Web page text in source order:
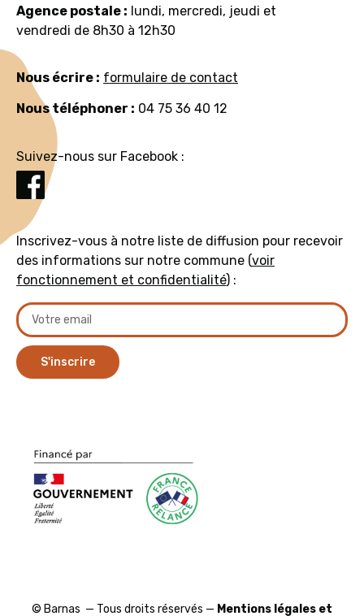
Agence postale : lundi, mercredi, jeudi et
vendredi de 8h30 à 12h30
Nous écrire : formulaire de contact
Nous téléphoner : 04 75 36 40 12
Suivez-nous sur Facebook :
Inscrivez-vous à notre liste de diffusion pour recevoir
des informations sur notre commune (voir
fonctionnement et confidentialité) :
S'inscrire
© Barnas — Tous droits réservés — Mentions légales et